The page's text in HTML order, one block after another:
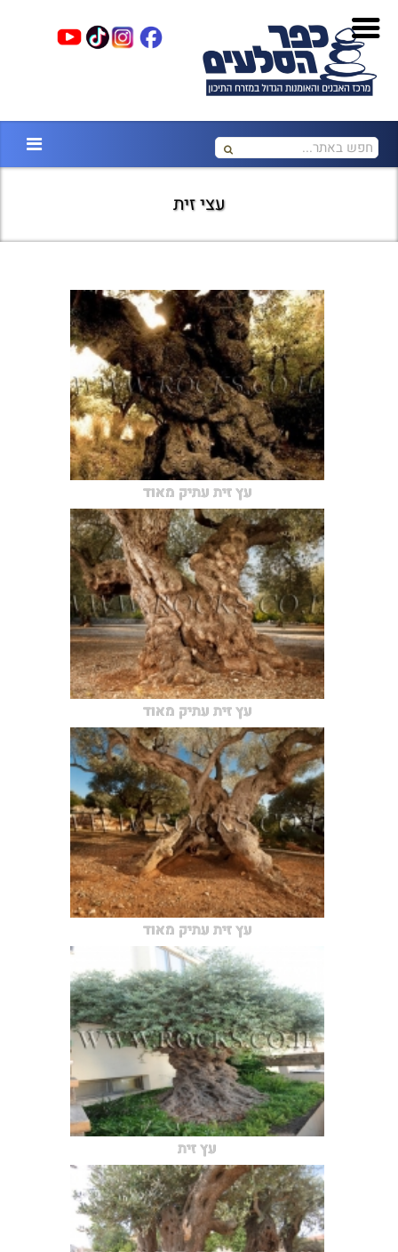
עצי זית
עץ זית עתיק מאוד
עץ זית עתיק מאוד
עץ זית עתיק מאוד
עץ זית